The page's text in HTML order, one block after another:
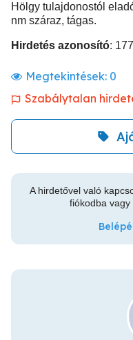
Hölgy tulajdonostól
nm száraz, tágas.
Hirdetés azonosító:
Megtekintések: 0
Szabálytalan
A hirdetővel való
fiókodba